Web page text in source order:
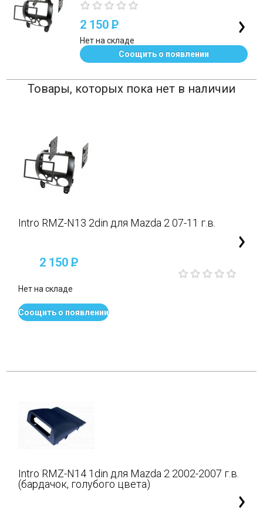
2 150P
Нет на складе
Соощить о появлении
Товары, которых пока нет в наличии
Intro RMZ-N13 2din для Mazda 2 07-11 г.в.
2 150P
Нет на складе
Соощить о появлении
Intro RMZ-N14 1din для Mazda 2 2002-2007 г.в.
(бардачок, голубого цвета)